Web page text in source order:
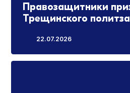
Правозащитники
Трещинского
22.07.2026